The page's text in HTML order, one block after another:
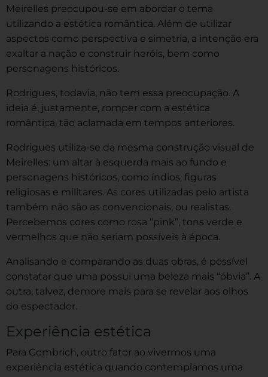
Meirelles preocupou-se em abordar o tema
utilizando a estética romântica. Além de utilizar
aspectos como perspectiva e simetria, a intenção era
exaltar a nação e construir heróis, bem como
personagens históricos.
Rodrigues, todavia, não tem essa preocupação. A
ideia é, justamente, romper com a estética
romântica, tão aclamada em tempos anteriores.
Rodrigues utiliza-se da mesma construção visual de
Meirelles: um altar à esquerda mais ao fundo e
personagens históricos, como índios, figuras
religiosas e militares. As cores utilizadas pelo artista
também não são as convencionais, ou realistas.
Percebemos cores como rosa “pink”, tons verde e
vermelhos que não seriam possíveis à época.
Analisando e comparando as duas obras, é possível
constatar que uma possui uma beleza mais “óbvia”. A
outra, talvez, demore mais para se revelar aos olhos
do espectador.
Experiência estética
Para Gombrich, outro fator ao vivermos uma
experiência estética quando contemplamos uma